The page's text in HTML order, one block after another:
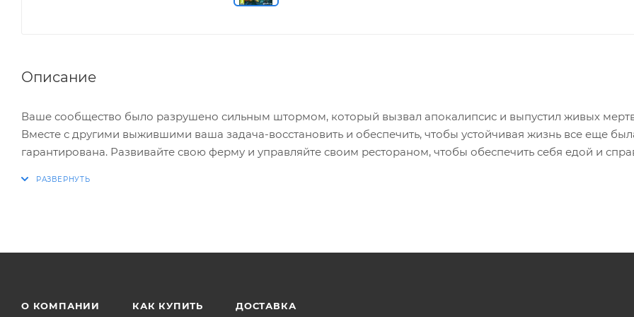
Описание
Ваше сообщество было разрушено сильным штормом, который вызвал апокалипсис и выпустил живых
Вместе с другими выжившими ваша задача-восстановить и обеспечить, чтобы устойчивая жизнь все еще
гарантирована. Развивайте свою ферму и управляйте своим рестораном, чтобы обеспечить себя едой и
* Постройте, управляйте и улучшайте свой собственный ресторан и предоставляйте другим широкий выбор
О КОМПАНИИ КАК КУПИТЬ ДОСТАВКА